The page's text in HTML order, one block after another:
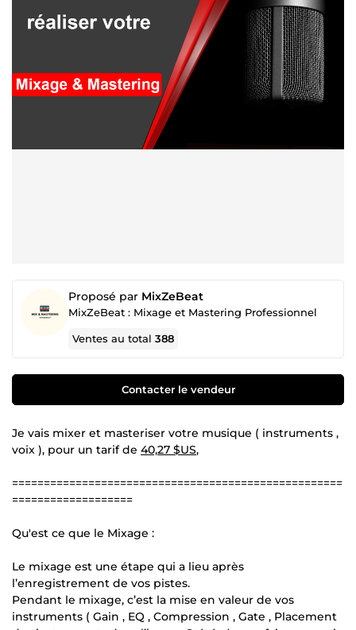
Proposé par MixZeBeat
MixZeBeat : Mixage et Mastering Professionnel
Ventes au total388
Contacter le vendeur
Je vais mixer et masteriser votre musique ( instruments ,
voix ), pour un tarif de 40,27 $US,
====================================================
===================
Qu'est ce que le Mixage :
Le mixage est une étape qui a lieu après
l’enregistrement de vos pistes.
Pendant le mixage, c’est la mise en valeur de vos
instruments ( Gain , EQ , Compression , Gate , Placement